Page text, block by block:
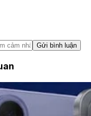
Gửi bình luận